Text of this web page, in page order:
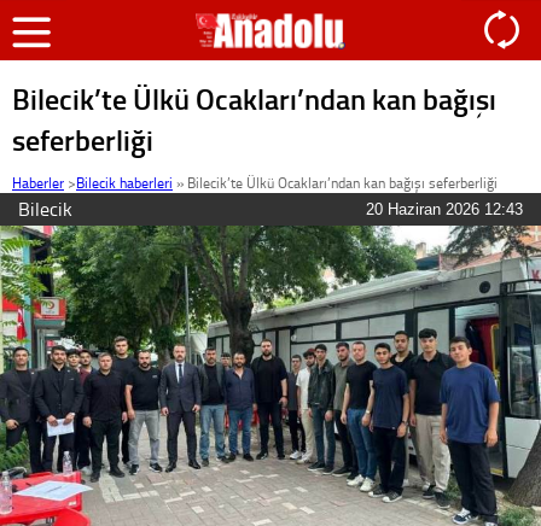
Bilecik’te Ülkü Ocakları’ndan kan bağışı
seferberliği
Haberler >Bilecik haberleri » Bilecik’te Ülkü Ocakları’ndan kan bağışı seferberliği
Bilecik 20 Haziran 2026 12:43